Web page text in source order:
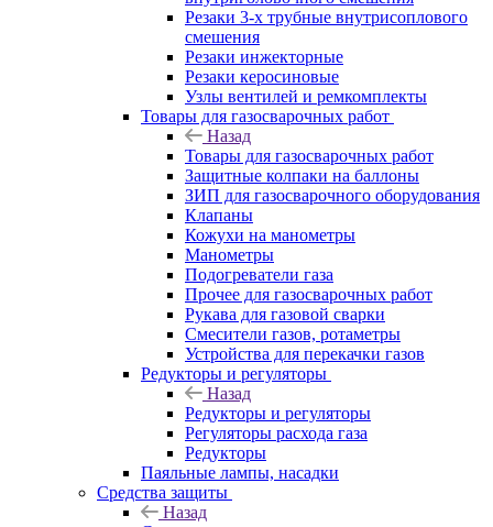
Резаки 3-х трубные внутрисоплового
смешения
Резаки инжекторные
Резаки керосиновые
Узлы вентилей и ремкомплекты
Товары для газосварочных работ
Назад
Товары для газосварочных работ
Защитные колпаки на баллоны
ЗИП для газосварочного оборудования
Клапаны
Кожухи на манометры
Манометры
Подогреватели газа
Прочее для газосварочных работ
Рукава для газовой сварки
Смесители газов, ротаметры
Устройства для перекачки газов
Редукторы и регуляторы
Назад
Редукторы и регуляторы
Регуляторы расхода газа
Редукторы
Паяльные лампы, насадки
Средства защиты
Назад